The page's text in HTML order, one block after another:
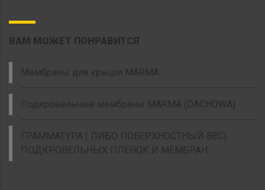
ВАМ МОЖЕТ ПОНРАВИТСЯ
Мембраны для крыши MARMA
Подкровельные мембраны MARMA (DACHOWA)
ГРАММАТУРА ( ЛИБО ПОВЕРХНОСТНЫЙ ВЕС)
ПОДКРОВЕЛЬНЫХ ПЛЕНОК И МЕМБРАН.